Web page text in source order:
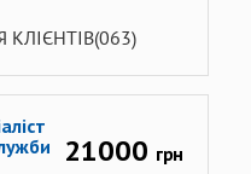
21000 грн